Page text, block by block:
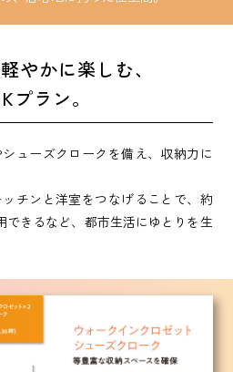
やかに楽しむ、
プラン。
ューズクロークを備え、収納力に
チンと洋室をつなげることで、約
きるなど、 都市生活にゆとりを生